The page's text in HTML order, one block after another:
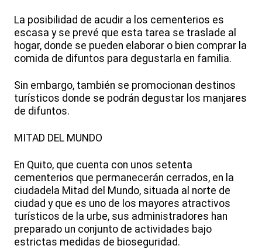
La posibilidad de acudir a los cementerios es
escasa y se prevé que esta tarea se traslade al
hogar, donde se pueden elaborar o bien comprar la
comida de difuntos para degustarla en familia.
Sin embargo, también se promocionan destinos
turísticos donde se podrán degustar los manjares
de difuntos.
MITAD DEL MUNDO
En Quito, que cuenta con unos setenta
cementerios que permanecerán cerrados, en la
ciudadela Mitad del Mundo, situada al norte de
ciudad y que es uno de los mayores atractivos
turísticos de la urbe, sus administradores han
preparado un conjunto de actividades bajo
estrictas medidas de bioseguridad.